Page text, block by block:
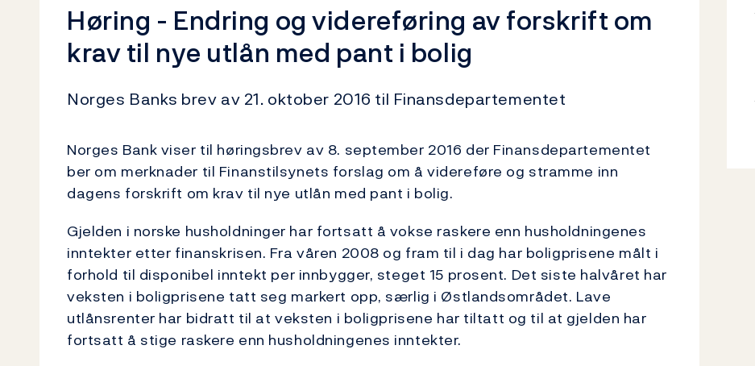
Høring - Endring og videreføring av forskrift om
krav til nye utlån med pant i bolig
Norges Banks brev av 21. oktober 2016 til Finansdepartementet
Norges Bank viser til høringsbrev av 8. september 2016 der Finansdepartementet
ber om merknader til Finanstilsynets forslag om å videreføre og stramme inn
dagens forskrift om krav til nye utlån med pant i bolig.
Gjelden i norske husholdninger har fortsatt å vokse raskere enn husholdningenes
inntekter etter finanskrisen. Fra våren 2008 og fram til i dag har boligprisene målt i
forhold til disponibel inntekt per innbygger, steget 15 prosent. Det siste halvåret har
veksten i boligprisene tatt seg markert opp, særlig i Østlandsområdet. Lave
utlånsrenter har bidratt til at veksten i boligprisene har tiltatt og til at gjelden har
fortsatt å stige raskere enn husholdningenes inntekter.